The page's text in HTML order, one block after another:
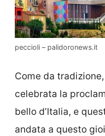
peccioli – palidoronews.it
Come da
celebrata la
bello d’Italia, e
andata a questo